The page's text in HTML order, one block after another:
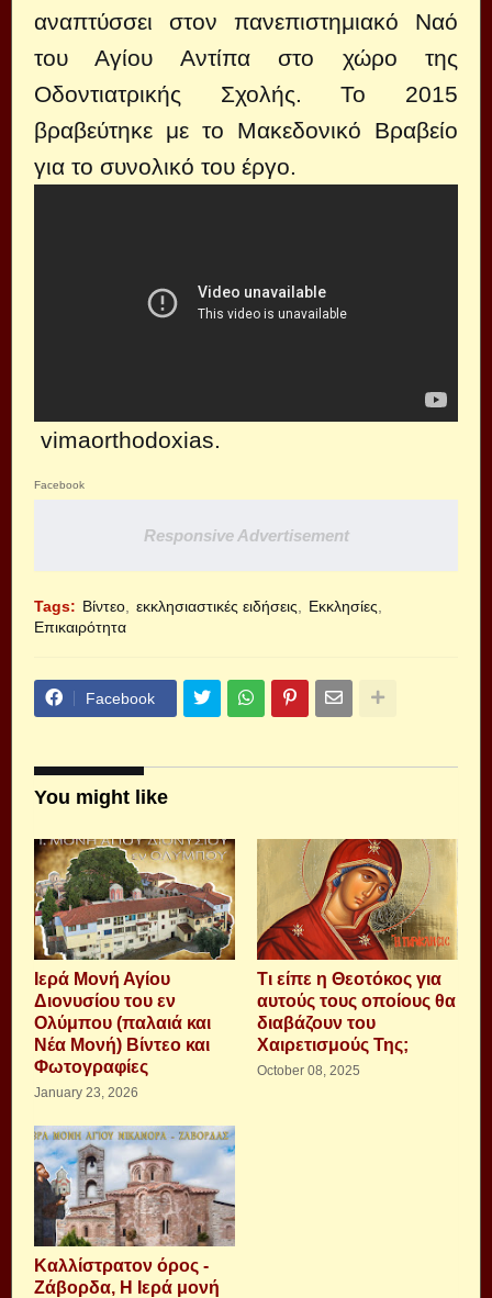
αναπτύσσει στον πανεπιστημιακό Ναό
του Αγίου Αντίπα στο χώρο της
Οδοντιατρικής Σχολής. Το 2015
βραβεύτηκε με το Μακεδονικό Βραβείο
για το συνολικό του έργο.
vimaorthodoxias.
Facebook
Responsive Advertisement
Tags: Βίντεο εκκλησιαστικές ειδήσεις
Εκκλησίες
Επικαιρότητα
Facebook
You might like
Ιερά Μονή Αγίου
Διονυσίου του εν
Ολύμπου (παλαιά και
Νέα Μονή) Βίντεο και
Φωτογραφίες
January 23, 2026
Τι είπε η Θεοτόκος για
αυτούς τους οποίους θα
διαβάζουν του
Χαιρετισμούς Της;
October 08, 2025
Καλλίστρατον όρος -
Ζάβορδα, Η Ιερά μονή